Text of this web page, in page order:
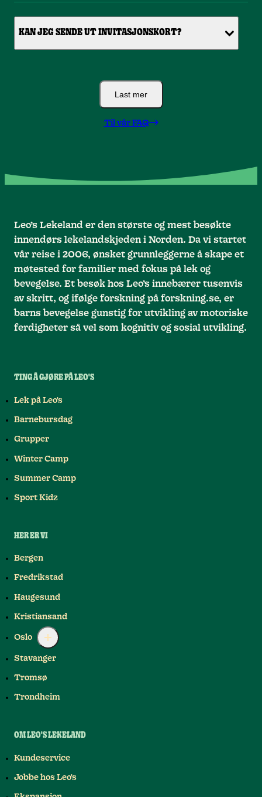
KAN JEG SENDE UT INVITASJONSKORT?
Last mer
Til vår FAQ
Leo’s Lekeland er den største og mest besøkte
innendørs lekelandskjeden i Norden. Da vi startet
vår reise i 2006, ønsket grunnleggerne å skape et
møtested for familier med fokus på lek og
bevegelse. Et besøk hos Leo’s innebærer tusenvis
av skritt, og ifølge forskning på forskning.se, er
barns bevegelse gunstig for utvikling av motoriske
ferdigheter så vel som kognitiv og sosial utvikling.
TING Å GJØRE PÅ LEO'S
Lek på Leo's
Barnebursdag
Grupper
Winter Camp
Summer Camp
Sport Kidz
HER ER VI
Bergen
Fredrikstad
Haugesund
Kristiansand
Oslo
Stavanger
Tromsø
Trondheim
OM LEO'S LEKELAND
Kundeservice
Jobbe hos Leo's